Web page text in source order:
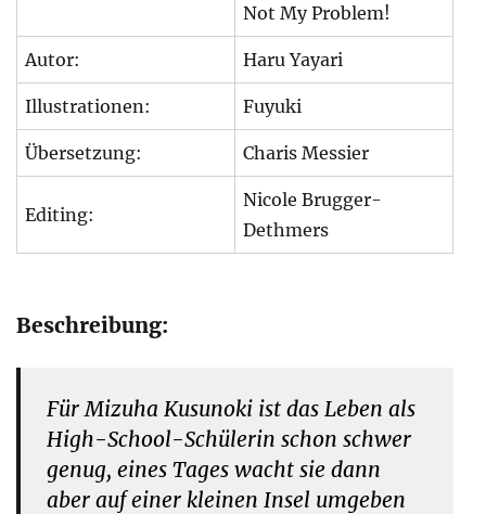
Not My Problem!
Autor: Haru Yayari
Illustrationen: Fuyuki
Übersetzung: Charis Messier
Editing:
Nicole Brugger-
Dethmers
Beschreibung:
Für Mizuha Kusunoki ist das Leben als
High-School-Schülerin schon schwer
genug, eines Tages wacht sie dann
aber auf einer kleinen Insel umgeben